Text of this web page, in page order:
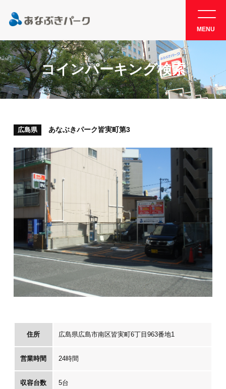
MENU
コインパーキング検索
広島県 あなぶきパーク皆実町第3
住所 広島県広島市南区皆実町6丁目963番地1
営業時間 24時間
収容台数 5台